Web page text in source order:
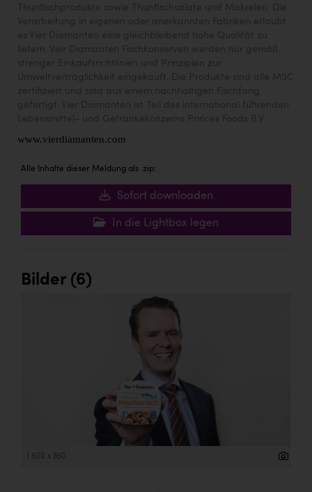
www.vierdiamanten.com
Alle Inhalte dieser Meldung als .zip:
Sofort downloaden
In die Lightbox legen
Bilder (6)
1 500 x 850